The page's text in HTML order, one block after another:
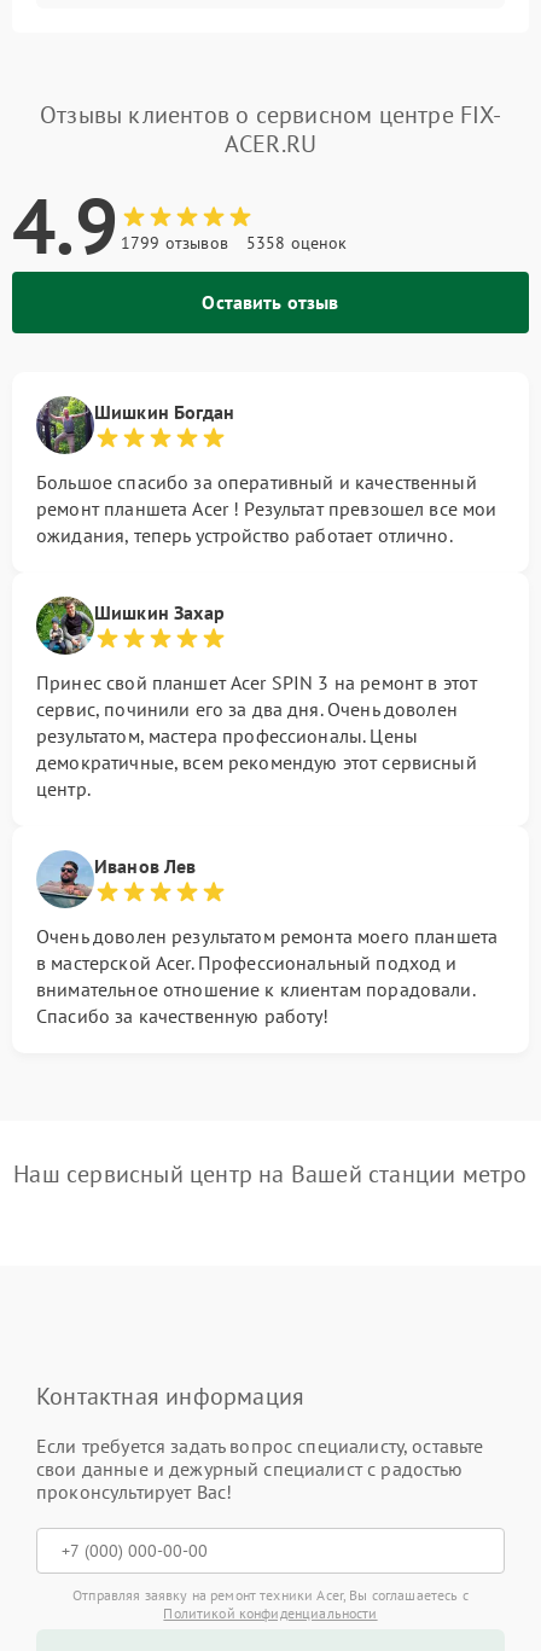
Отзывы клиентов о сервисном центре FIX-
ACER.RU
4.9 1799 отзывов 5358 оценок
Оставить отзыв
Шишкин Богдан
Большое спасибо за оперативный и качественный
ремонт планшета Acer ! Результат превзошел все мои
ожидания, теперь устройство работает отлично.
Шишкин Захар
Принес свой планшет Acer SPIN 3 на ремонт в этот
сервис, починили его за два дня. Очень доволен
результатом, мастера профессионалы. Цены
демократичные, всем рекомендую этот сервисный
центр.
Иванов Лев
Очень доволен результатом ремонта моего планшета
в мастерской Acer. Профессиональный подход и
внимательное отношение к клиентам порадовали.
Спасибо за качественную работу!
Наш сервисный центр на Вашей станции метро
Контактная информация
Если требуется задать вопрос специалисту, оставьте
свои данные и дежурный специалист с радостью
проконсультирует Вас!
Отправляя заявку на ремонт техники Acer, Вы соглашаетесь с
Политикой конфиденциальности